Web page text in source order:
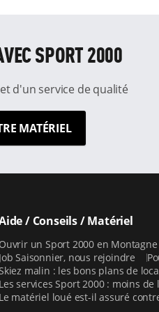
SPORT 2000
d'un service de qualité
MATÉRIEL
/ Conseils / Matériel
Ouvrir un Sport 2000 en Montagne
Job Saisonnier, nous rejoindre
malin : les bons plans de
Les services Sport 2000 : moins
Le matériel loué est-il assuré